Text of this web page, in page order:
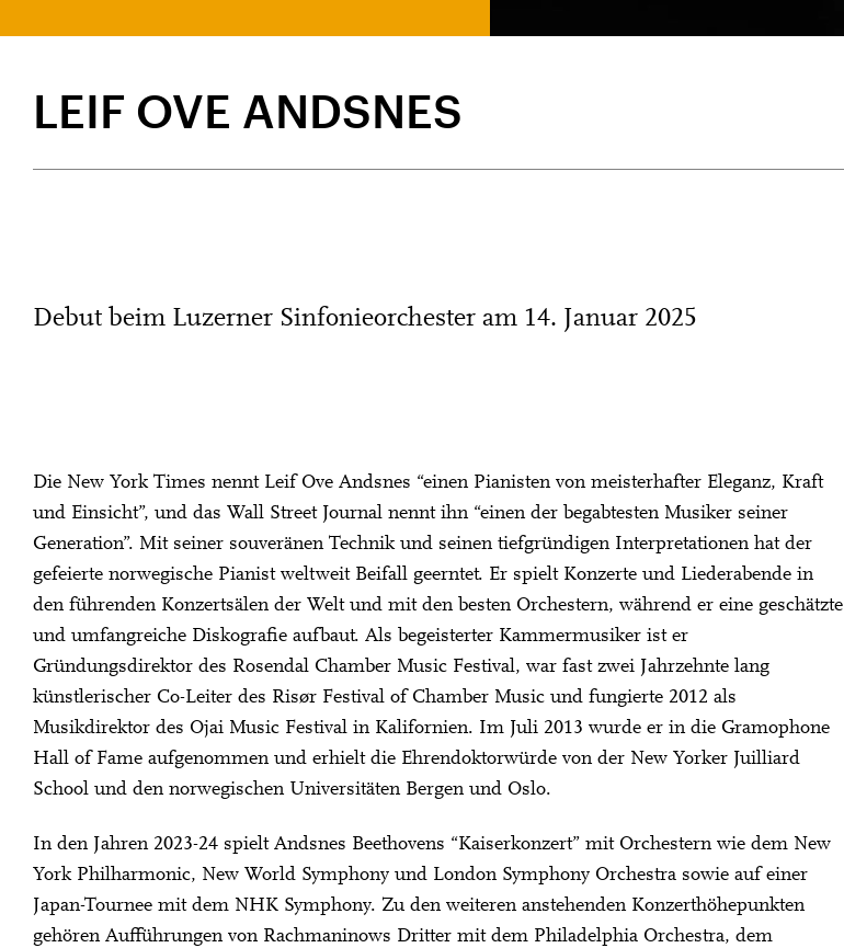
LEIF OVE ANDSNES
Debut beim Luzerner Sinfonieorchester am 14. Januar 2025
Die New York Times nennt Leif Ove Andsnes “einen Pianisten von meisterhafter Eleganz, Kraft
und Einsicht”, und das Wall Street Journal nennt ihn “einen der begabtesten Musiker seiner
Generation”. Mit seiner souveränen Technik und seinen tiefgründigen Interpretationen hat der
gefeierte norwegische Pianist weltweit Beifall geerntet. Er spielt Konzerte und Liederabende in
den führenden Konzertsälen der Welt und mit den besten Orchestern, während er eine geschätzte
und umfangreiche Diskografie aufbaut. Als begeisterter Kammermusiker ist er
Gründungsdirektor des Rosendal Chamber Music Festival, war fast zwei Jahrzehnte lang
künstlerischer Co-Leiter des Risør Festival of Chamber Music und fungierte 2012 als
Musikdirektor des Ojai Music Festival in Kalifornien. Im Juli 2013 wurde er in die Gramophone
Hall of Fame aufgenommen und erhielt die Ehrendoktorwürde von der New Yorker Juilliard
School und den norwegischen Universitäten Bergen und Oslo.
In den Jahren 2023-24 spielt Andsnes Beethovens “Kaiserkonzert” mit Orchestern wie dem New
York Philharmonic, New World Symphony und London Symphony Orchestra sowie auf einer
Japan-Tournee mit dem NHK Symphony. Zu den weiteren anstehenden Konzerthöhepunkten
gehören Aufführungen von Rachmaninows Dritter mit dem Philadelphia Orchestra, dem